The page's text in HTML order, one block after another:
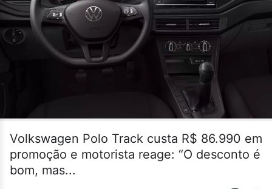
Volkswagen Polo Track custa R$ 86.990 em
promoção e motorista reage: “O desconto é
bom, mas...